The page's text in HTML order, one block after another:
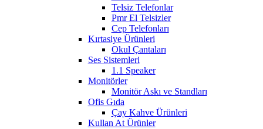
Telsiz Telefonlar
Pmr El Telsizler
Cep Telefonları
Kırtasiye Ürünleri
Okul Çantaları
Ses Sistemleri
1.1 Speaker
Monitörler
Monitör Askı ve Standları
Ofis Gıda
Çay Kahve Ürünleri
Kullan At Ürünler